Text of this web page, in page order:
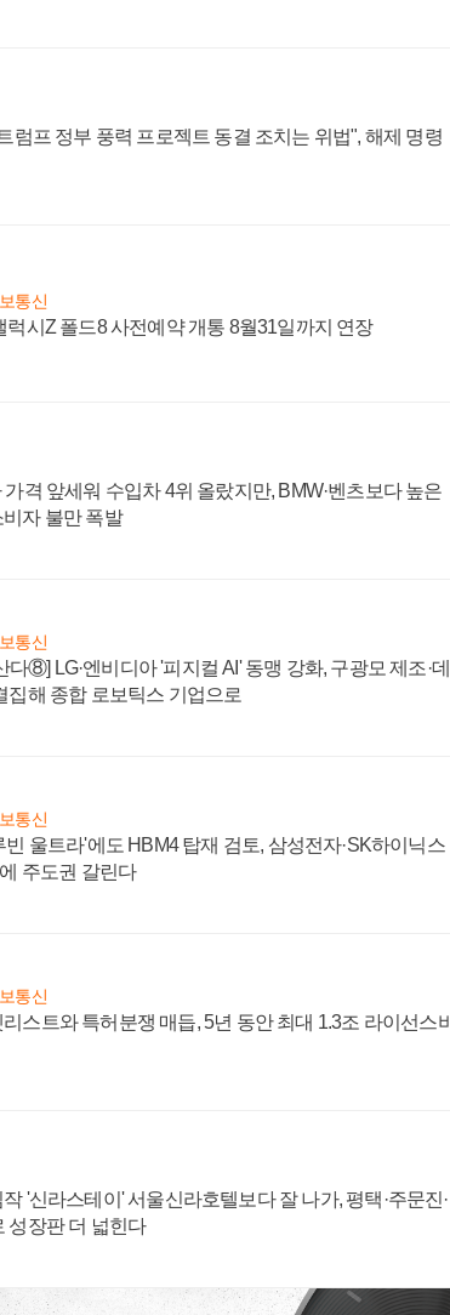
럼프 정부 풍력 프로젝트 동결 조치는 위법", 해제 명령
통신
럭시Z 폴드8 사전예약 개통 8월31일까지 연장
격 앞세워 수입차 4위 올랐지만, BMW·벤츠보다 높은
자 불만 폭발
통신
다⑧] LG·엔비디아 '피지컬 AI' 동맹 강화, 구광모 제조·데
집해 종합 로보틱스 기업으로
통신
빈 울트라'에도 HBM4 탑재 검토, 삼성전자·SK하이닉스
주도권 갈린다
통신
스트와 특허분쟁 매듭, 5년 동안 최대 1.3조 라이선스비
'신라스테이' 서울신라호텔보다 잘 나가, 평택·주문진·
성장판 더 넓힌다